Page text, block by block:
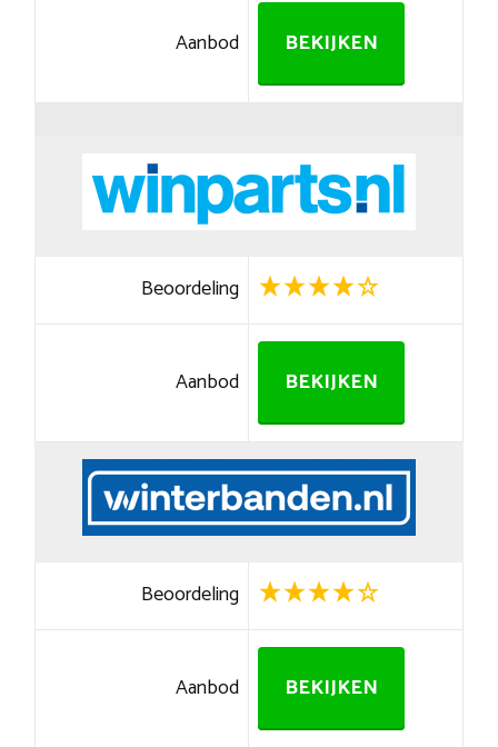
Aanbod BEKIJKEN
Beoordeling
Aanbod BEKIJKEN
Beoordeling
Aanbod BEKIJKEN